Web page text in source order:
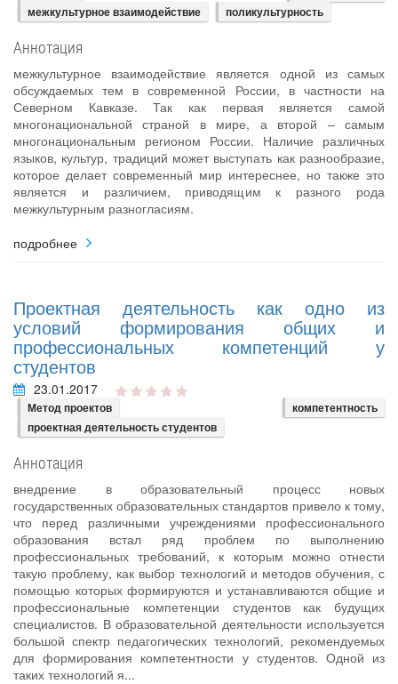
межкультурное взаимодействие
поликультурность
Аннотация
межкультурное взаимодействие является одной из самых
обсуждаемых тем в современной России, в частности на
Северном Кавказе. Так как первая является самой
многонациональной страной в мире, а второй – самым
многонациональным регионом России. Наличие различных
языков, культур, традиций может выступать как разнообразие,
которое делает современный мир интереснее, но также это
является и различием, приводящим к разного рода
межкультурным разногласиям.
подробнее
Проектная деятельность как одно из
условий формирования общих и
профессиональных компетенций у
студентов
23.01.2017
Метод проектов
компетентность
проектная деятельность студентов
Аннотация
внедрение в образовательный процесс новых
государственных образовательных стандартов привело к тому,
что перед различными учреждениями профессионального
образования встал ряд проблем по выполнению
профессиональных требований, к которым можно отнести
такую проблему, как выбор технологий и методов обучения, с
помощью которых формируются и устанавливаются общие и
профессиональные компетенции студентов как будущих
специалистов. В образовательной деятельности используется
большой спектр педагогических технологий, рекомендуемых
для формирования компетентности у студентов. Одной из
таких технологий я...